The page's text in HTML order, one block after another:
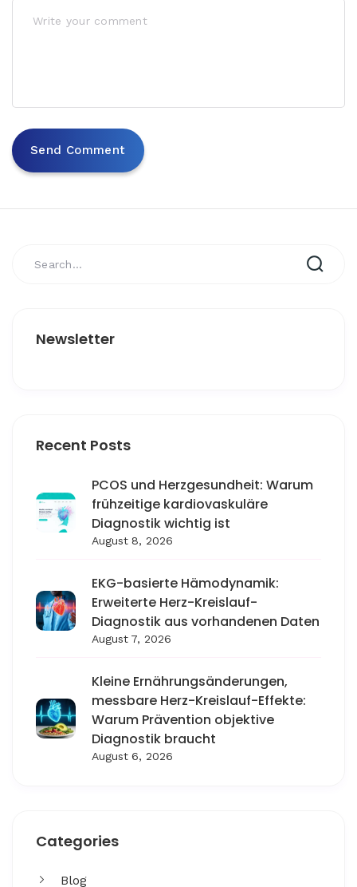
Newsletter
Recent Posts
PCOS und Herzgesundheit: Warum
frühzeitige kardiovaskuläre
Diagnostik wichtig ist
August 8, 2026
EKG-basierte Hämodynamik:
Erweiterte Herz-Kreislauf-
Diagnostik aus vorhandenen Daten
August 7, 2026
Kleine Ernährungsänderungen,
messbare Herz-Kreislauf-Effekte:
Warum Prävention objektive
Diagnostik braucht
August 6, 2026
Categories
Blog